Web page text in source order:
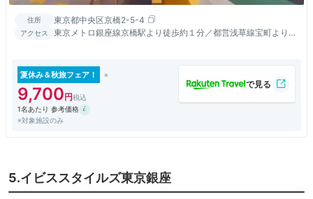
住所 東京都中央区京橋2-5-4
アクセス
東京メトロ銀座線京橋駅より徒歩約１分／都営浅草線宝町より徒
夏休み＆秋旅フェア！
9,700
1名あたり 参考価格
※対象施設のみ
5.イビススタイルズ東京銀座